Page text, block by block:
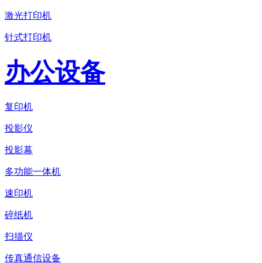
激光打印机
针式打印机
办公设备
复印机
投影仪
投影幕
多功能一体机
速印机
碎纸机
扫描仪
传真通信设备